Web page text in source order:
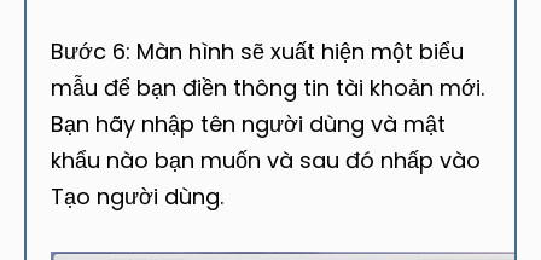
Bước 6: Màn hình sẽ xuất hiện một biểu
mẫu để bạn điền thông tin tài khoản mới.
Bạn hãy nhập tên người dùng và mật
khẩu nào bạn muốn và sau đó nhấp vào
Tạo người dùng.